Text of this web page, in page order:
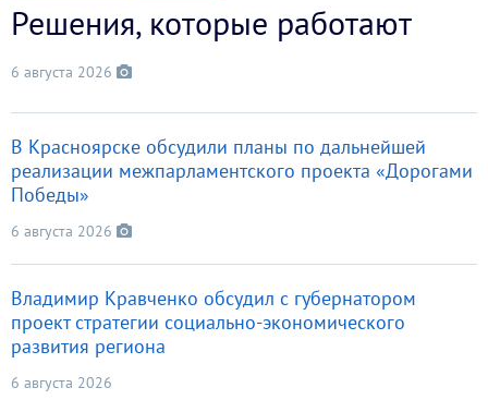
Решения, которые работают
6 августа 2026
В Красноярске обсудили планы по дальнейшей
реализации межпарламентского проекта «Дорогами
Победы»
6 августа 2026
Владимир Кравченко обсудил с губернатором
проект стратегии социально-экономического
развития региона
6 августа 2026